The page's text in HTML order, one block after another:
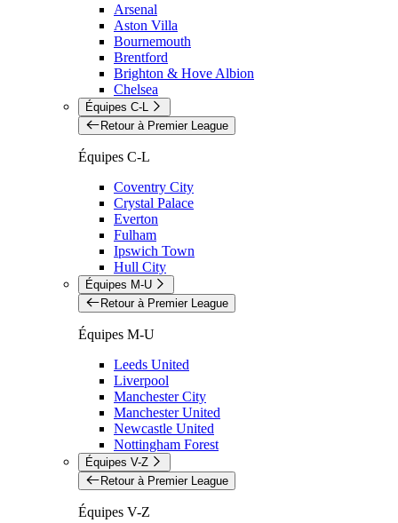
Arsenal
Aston Villa
Bournemouth
Brentford
Brighton & Hove Albion
Chelsea
Équipes C-L
Retour à Premier League
Équipes C-L
Coventry City
Crystal Palace
Everton
Fulham
Ipswich Town
Hull City
Équipes M-U
Retour à Premier League
Équipes M-U
Leeds United
Liverpool
Manchester City
Manchester United
Newcastle United
Nottingham Forest
Équipes V-Z
Retour à Premier League
Équipes V-Z